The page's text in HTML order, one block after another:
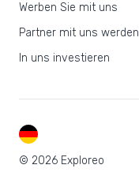
Werben Sie mit uns
Partner mit uns werden
In uns investieren
© 2026 Exploreo